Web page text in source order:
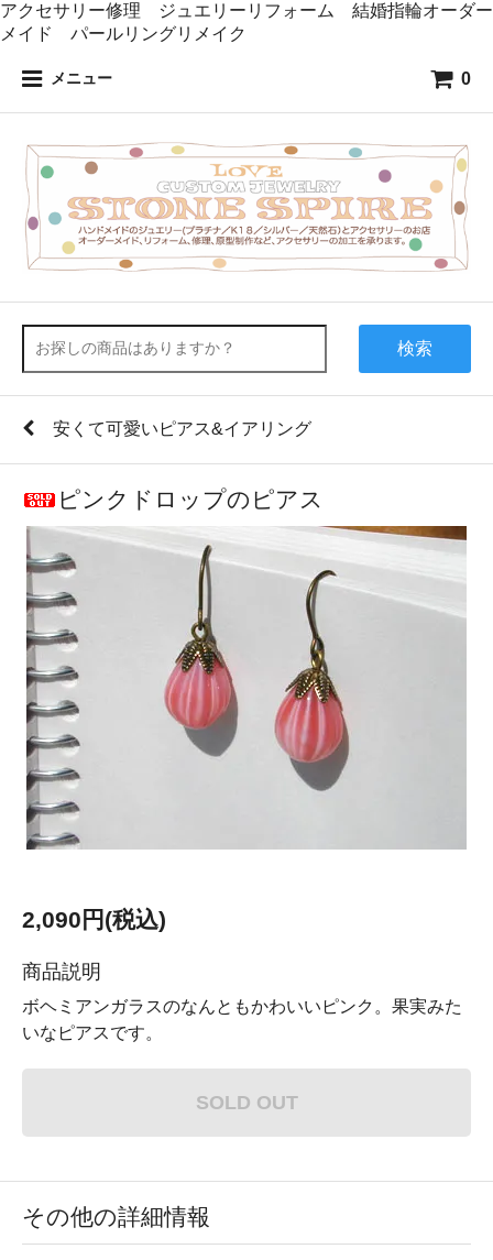
アクセサリー修理 ジュエリーリフォーム 結婚指輪オーダー
メイド パールリングリメイク
メニュー 0
検索
安くて可愛いピアス&イアリング
ピンクドロップのピアス
2,090円(税込)
商品説明
ボヘミアンガラスのなんともかわいいピンク。果実みた
いなピアスです。
SOLD OUT
その他の詳細情報